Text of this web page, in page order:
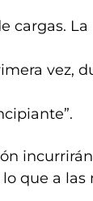
cargas.
vez,
lo que a